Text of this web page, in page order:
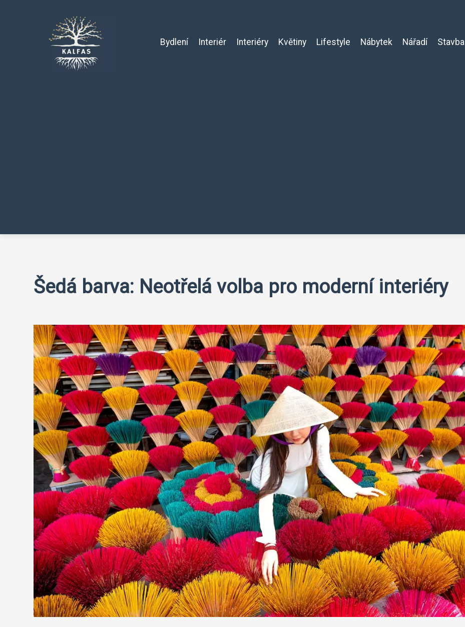
Bydlení Interiér Interiéry Květiny Lifestyle Nábytek Nářadí Stavba
Šedá barva: Neotřelá volba pro moderní interiéry